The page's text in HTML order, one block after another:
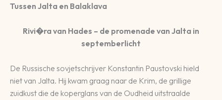
Tussen Jalta en Balaklava
Rivi�ra van Hades – de promenade van Jalta in
septemberlicht
De Russische sovjetschrijver Konstantin Paustovski hield
niet van Jalta. Hij kwam graag naar de Krim, de grillige
zuidkust die de koperglans van de Oudheid uitstraalde